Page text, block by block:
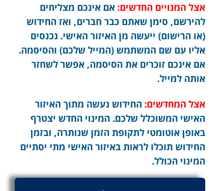
אצל המנויים החדשים: אם אינכם מצליחים
להירשם, סימן שאתם כבר חברים, ואז החידוש
(או הרישום) ייעשה מן האיזור האישי. נכנסים
אליו עם שם המשתמש (המייל שלכם) והסיסמה.
אם אינכם זוכרים את הסיסמה, אפשר לשחזר
אותה למייל.
אצל המחדשים: החידוש נעשה מתוך האיזור
האישי המשוכלל שלכם. המינוי החדש יצטרף
באופן אוטומטי לתקופת הזמן שנותרה, ובזמן
החידוש תוכלו לראות באיזור האישי מתי יסתיים
המינוי הכולל.